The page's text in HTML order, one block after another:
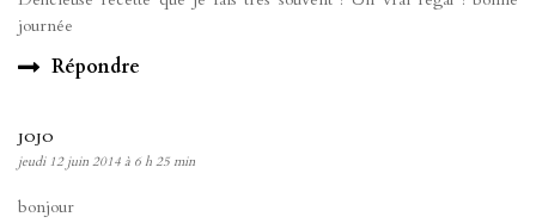
journée
Répondre
JOJO
jeudi 12 juin 2014 à 6 h 25 min
bonjour